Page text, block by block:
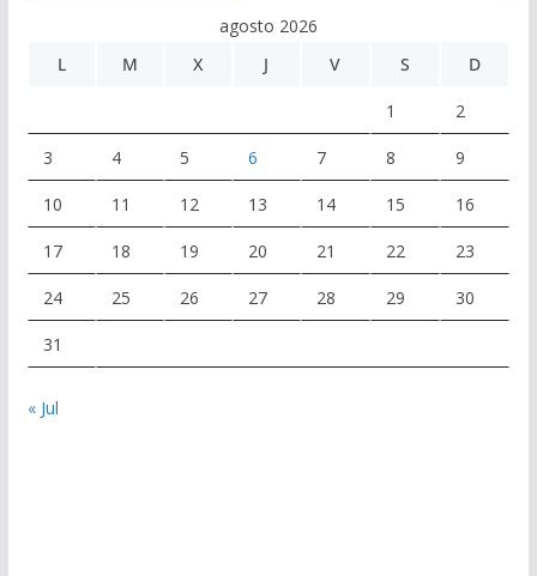
agosto 2026
L
M X J V S D
1 2
3 4 5 6 7 8 9
10 11 12 13 14 15 16
17 18 19 20 21 22 23
24 25 26 27 28 29 30
31
« Jul